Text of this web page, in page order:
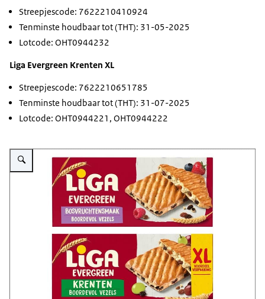
Streepjescode: 7622210410924
Tenminste houdbaar tot (THT): 31-05-2025
Lotcode: OHT0944232
Liga Evergreen Krenten XL
Streepjescode: 7622210651785
Tenminste houdbaar tot (THT): 31-07-2025
Lotcode: OHT0944221, OHT0944222
Vergroot afbeelding Liga Evergreen Bosvruchten en Liga Evergreen